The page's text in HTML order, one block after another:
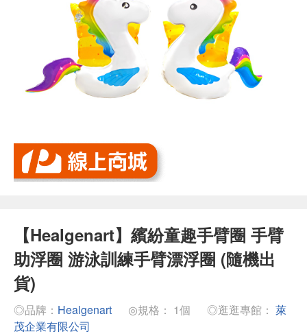
【Healgenart】繽紛童趣手臂圈 手臂
助浮圈 游泳訓練手臂漂浮圈 (隨機出
貨)
◎品牌： Healgenart ◎規格： 1個 ◎逛逛專館： 萊
茂企業有限公司